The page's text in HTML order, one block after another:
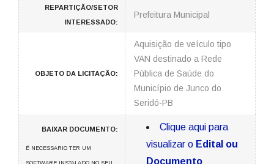
REPARTIÇÃO/SETOR
INTERESSADO:
Prefeitura Municipal
OBJETO DA LICITAÇÃO:
Aquisição de veículo tipo
VAN destinado a Rede
Pública de Saúde do
Município de Junco do
Seridó-PB
BAIXAR DOCUMENTO:
É NECESSARIO TER UM
SOFTWARE INSTALADO NO SEU
Clique aqui para
visualizar o Edital ou
Documento